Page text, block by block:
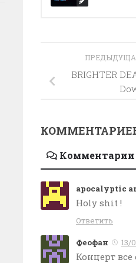
BRIGHTER
Комментарии
apocalyptic
Holy shit !
Ответить
Феофан 13/
Концерт